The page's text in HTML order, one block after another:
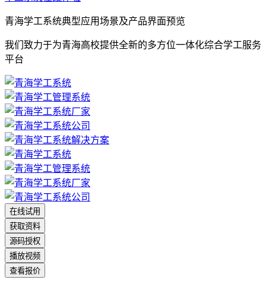
青海学工系统典型应用场景及产品界面预览
我们致力于为青海高校提供全新的多方位一体化综合学工服务
平台
在线试用
获取资料
源码授权
播放视频
查看报价